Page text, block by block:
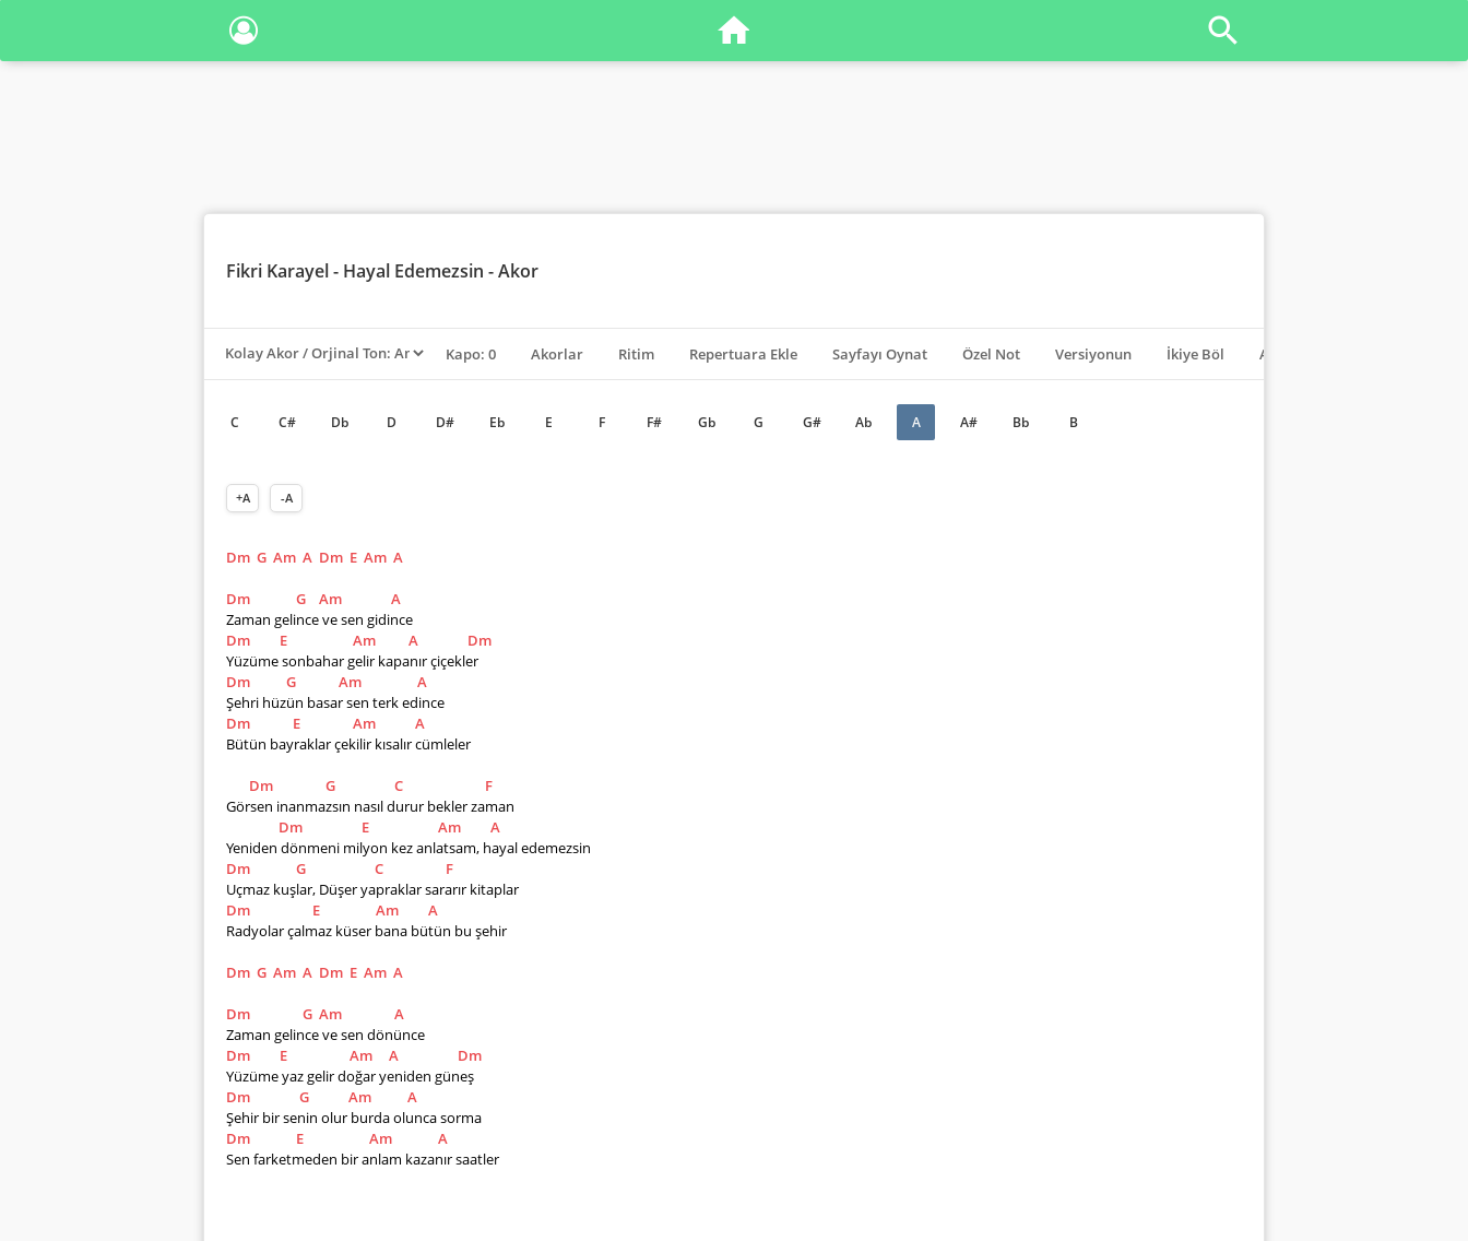
Fikri Karayel- Hayal Edemezsin - Akor
Kapo: 0 Akorlar Ritim Repertuara Ekle Sayfayı Oynat Özel Not Versiyonun İkiye Böl Akorları Kapat
C C# Db D D# Eb E F F# Gb G G# Ab A A# Bb B
+A -A
Dm G Am A Dm E Am A
Dm G Am
A
Zaman gelince ve sen gidince
Dm
E Am A
Dm
Yüzüme sonbahar gelir kapanır çiçekler
Dm
G Am
A
Şehri hüzün basar sen terk edince
Dm
E Am
A
Bütün bayraklar çekilir kısalır cümleler
Dm G C
F
Görsen inanmazsın nasıl durur bekler zaman
Dm
E Am
A
Yeniden dönmeni milyon kez anlatsam, hayal edemezsin
Dm
G C
F
Uçmaz kuşlar, Düşer yapraklar sararır kitaplar
Dm
E Am
A
Radyolar çalmaz küser bana bütün bu şehir
Dm G Am A Dm E Am A
Dm G Am
A
Zaman gelince ve sen dönünce
Dm
E Am A
Dm
Yüzüme yaz gelir doğar yeniden güneş
Dm
G Am
A
Şehir bir senin olur burda olunca sorma
Dm
E Am
A
Sen farketmeden bir anlam kazanır saatler